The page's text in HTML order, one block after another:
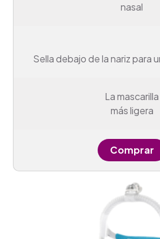
nasal
Sella debajo de la nariz para
La mascarilla
más ligera
Comprar